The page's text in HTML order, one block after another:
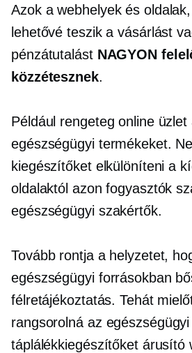
Azok a webhelyek és
lehetővé teszik a vásárlást
pénzátutalást NAGYON
közzétesznek.
Például rengeteg online üzlet
egészségügyi termékeket.
kiegészítőket elkülöníteni a
oldalaktól azon fogyasztók
egészségügyi szakértők.
Tovább rontja a helyzetet,
egészségügyi forrásokban
félretájékoztatás. Tehát
rangsorolná az egészségügyi
táplálékkiegészítőket árusító